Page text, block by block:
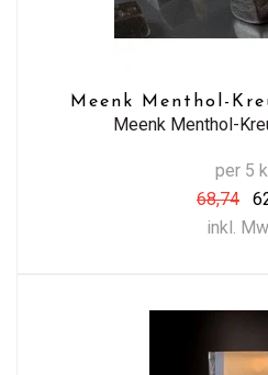
Meenk Menthol-
Meenk Menthol-
per 5
68,74
inkl.